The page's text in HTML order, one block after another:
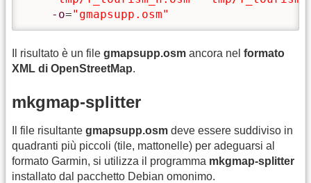
-o="gmapsupp.osm"
Il risultato è un file gmapsupp.osm ancora nel formato
XML di OpenStreetMap.
mkgmap-splitter
Il file risultante gmapsupp.osm deve essere suddiviso in
quadranti più piccoli (tile, mattonelle) per adeguarsi al
formato Garmin, si utilizza il programma mkgmap-splitter
installato dal pacchetto Debian omonimo.